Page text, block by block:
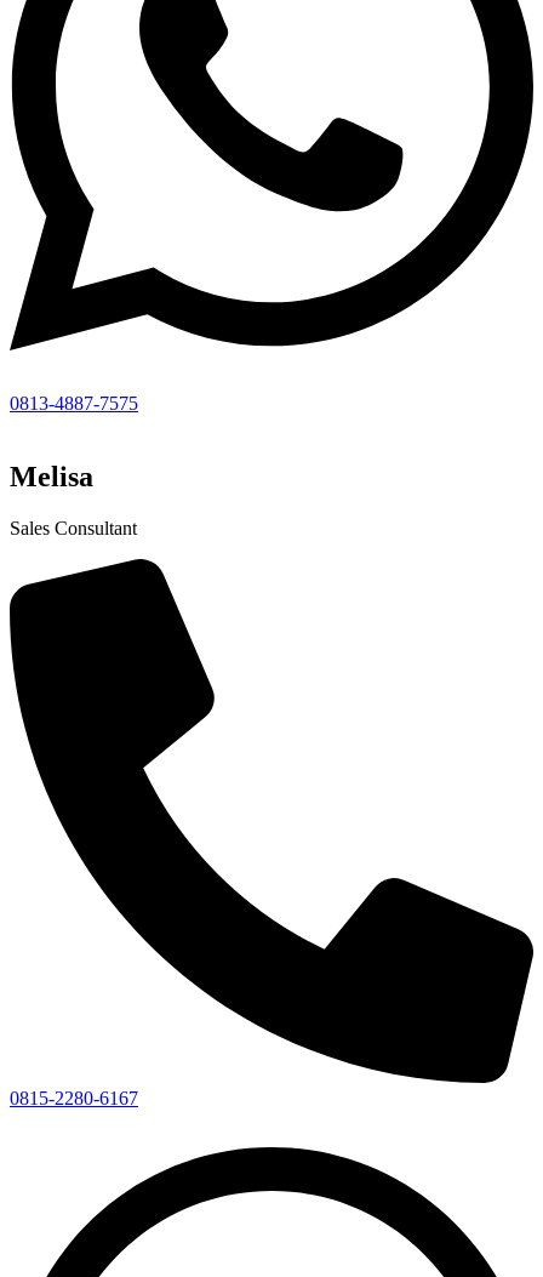
0813-4887-7575
Melisa
Sales Consultant
0815-2280-6167